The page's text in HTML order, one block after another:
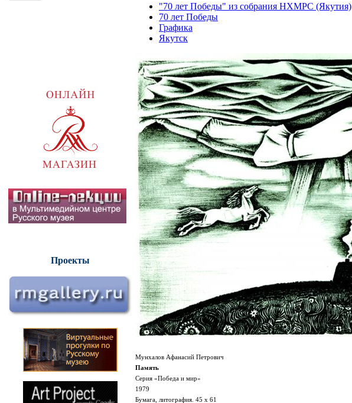
Проекты
"70 лет Победы" из собрания НХМРС (Якутия)
70 лет Победы
Графика
Якутск
Мунхалов Афанасий Петрович
Память
Серия «Победа и мир»
1979
Бумага, литография. 45 x 61